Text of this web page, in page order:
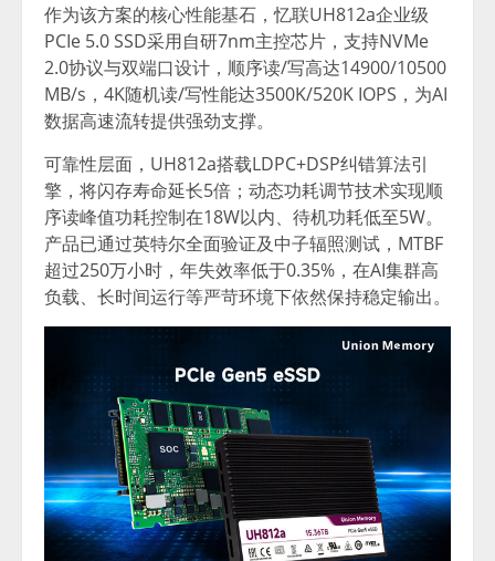
作为该方案的核心性能基石，忆联UH812a企业级
PCIe 5.0 SSD采用自研7nm主控芯片，支持NVMe
2.0协议与双端口设计，顺序读/写高达14900/10500
MB/s，4K随机读/写性能达3500K/520K IOPS，为AI
数据高速流转提供强劲支撑。
可靠性层面，UH812a搭载LDPC+DSP纠错算法引
擎，将闪存寿命延长5倍；动态功耗调节技术实现顺
序读峰值功耗控制在18W以内、待机功耗低至5W。
产品已通过英特尔全面验证及中子辐照测试，MTBF
超过250万小时，年失效率低于0.35%，在AI集群高
负载、长时间运行等严苛环境下依然保持稳定输出。